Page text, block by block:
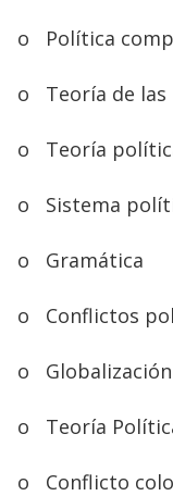
o Política
o Teoría de
o Teoría
o Sistema
o Gramática
o Conflictos
o Globalización
o Teoría
o Conflicto